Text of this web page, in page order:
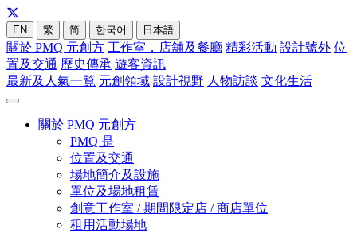
EN 繁 简 한국어 日本語
關於 PMQ 元創方 工作室，店舖及餐廳 精彩活動 設計號外 位
置及交通 歷史傳承 遊客資訊
最新及人氣一覧 元創領域 設計視野 人物訪談 文化生活
關於 PMQ 元創方
PMQ 是
位置及交通
場地簡介及設施
單位及場地租賃
創意工作室 / 期間限定店 / 商店單位
租用活動場地